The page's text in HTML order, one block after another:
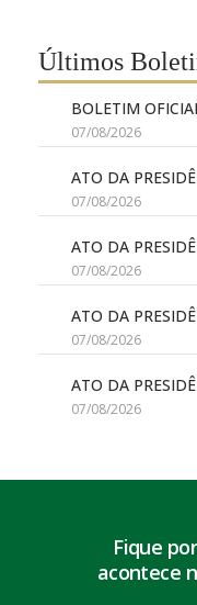
Últimos
BOLETIM
07/08/2026
ATO DA
07/08/2026
ATO DA
07/08/2026
ATO DA
07/08/2026
ATO DA
07/08/2026
Fique
acontece